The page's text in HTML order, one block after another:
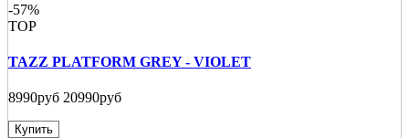
-57%
TOP
TAZZ PLATFORM GREY - VIOLET
8990руб 20990руб
Купить